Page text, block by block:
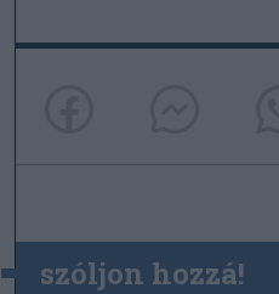
szóljon hozzá!